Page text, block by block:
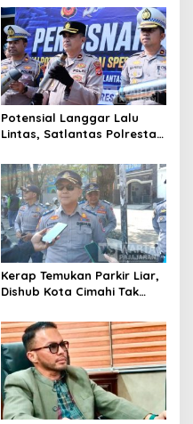
Kota Cimahi
Potensial Langgar Lalu
Lintas, Satlantas Polresta
Motor Berknalpot Brong
Kerap Temukan Parkir Liar,
Dishub Kota Cimahi Tak
Pembinaan